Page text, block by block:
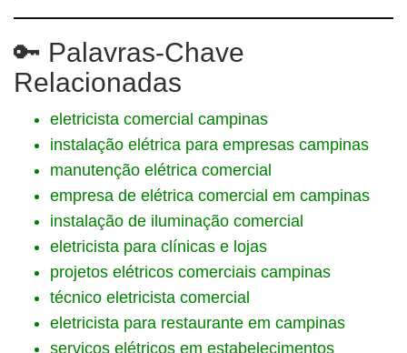
🔑 Palavras-Chave
Relacionadas
eletricista comercial campinas
instalação elétrica para empresas campinas
manutenção elétrica comercial
empresa de elétrica comercial em campinas
instalação de iluminação comercial
eletricista para clínicas e lojas
projetos elétricos comerciais campinas
técnico eletricista comercial
eletricista para restaurante em campinas
serviços elétricos em estabelecimentos